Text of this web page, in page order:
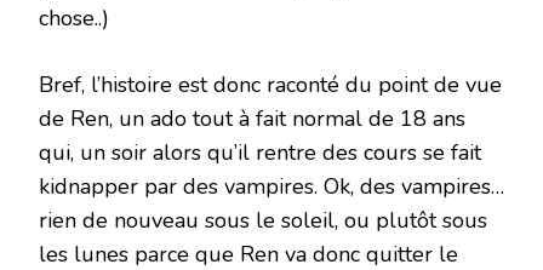
chose..)
Bref, l’histoire est donc raconté du point de vue
de Ren, un ado tout à fait normal de 18 ans
qui, un soir alors qu’il rentre des cours se fait
kidnapper par des vampires. Ok, des vampires…
rien de nouveau sous le soleil, ou plutôt sous
les lunes parce que Ren va donc quitter le